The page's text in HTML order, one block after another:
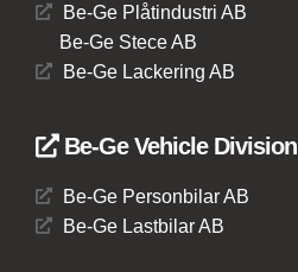
Be-Ge Plåtindustri AB
Be-Ge Stece AB
Be-Ge Lackering AB
Be-Ge Vehicle Division
Be-Ge Personbilar AB
Be-Ge Lastbilar AB